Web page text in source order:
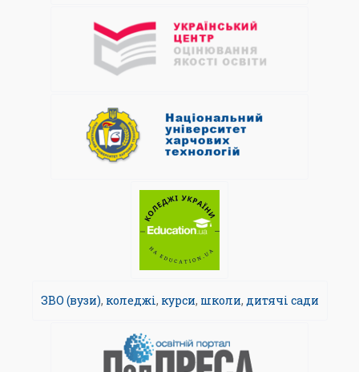
ЗВО (вузи), коледжі, курси, школи, дитячі сади